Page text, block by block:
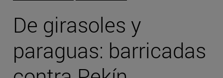
De girasoles y
paraguas: barricadas